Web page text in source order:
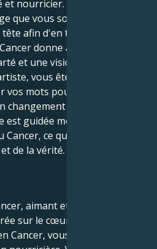
et nourricier.
que vous soyez capable de
afin d'en tirer toute la
donne à la théâtralité
et une vision profonds.
vous êtes une présence
vos mots pour inspirer les
durable. Votre
guidée moralement par la
ce qui fait de vous un
de la vérité.
aimant et nourricier,
sur le cœur aux émotions
Cancer, vous devenez un